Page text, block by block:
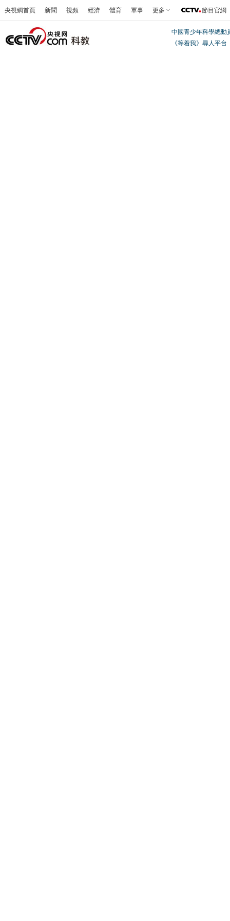
央視網首頁 新聞 視頻 經濟 體育 軍事 更多 節目官網
中國青少年科學總動
《等着我》尋人平台